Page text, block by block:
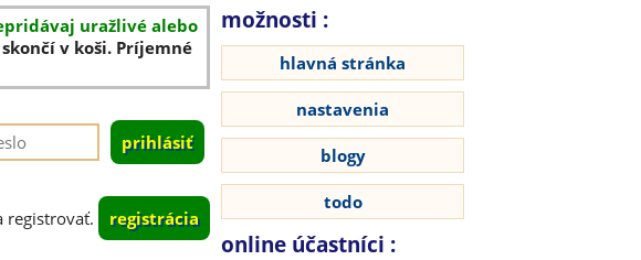
uražlivé alebo
v koši. Príjemné
registrovať. registrácia
možnosti :
hlavná stránka
nastavenia
blogy
todo
online účastníci :